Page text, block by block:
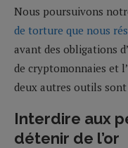
Nous poursuivons
de torture que nous
avant des obligations
de cryptomonnaies et
deux autres outils
Interdire aux
détenir de l’or